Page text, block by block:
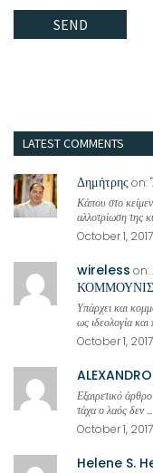
LATEST COMMENTS
Δημήτρηςon:
Κάπου στο
αλλοτρίωση της
October 1, 2017
wireless on:
Υπάρχει και
ως ιδεολογία και
October 1, 2017
Εξαιρετικό
τάχα ο λαός δεν ...
October 1, 2017
Helene S.